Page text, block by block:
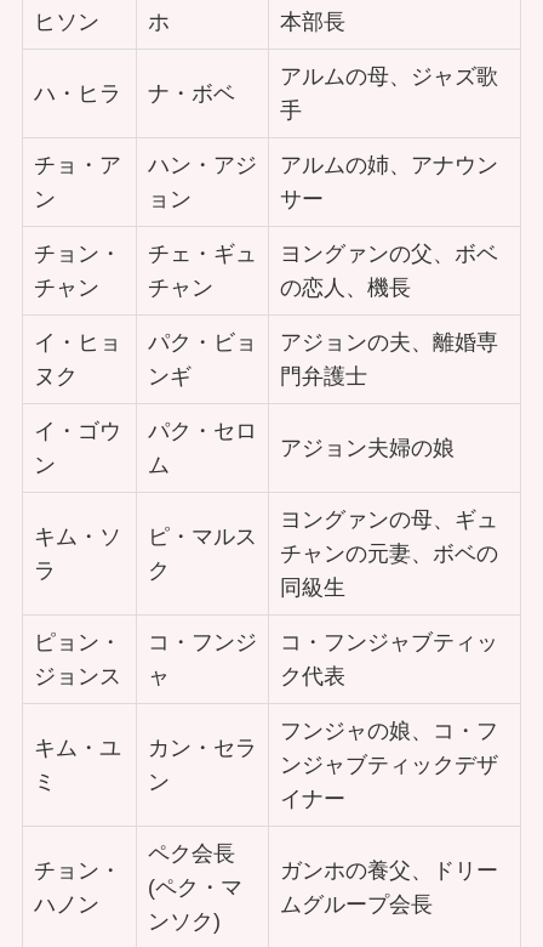
ヒソン ホ 本部長
ハ・ヒラ ナ・ボベ
アルムの母、ジャズ歌
手
チョ・ア
ン
ハン・アジ
ョン
アルムの姉、アナウン
サー
チョン・
チャン
チェ・ギュ
チャン
ヨングァンの父、ボベ
の恋人、機長
イ・ヒョ
ヌク
パク・ビョ
ンギ
アジョンの夫、離婚専
門弁護士
イ・ゴウ
ン
パク・セロ
ム
アジョン夫婦の娘
キム・ソ
ラ
ピ・マルス
ク
ヨングァンの母、ギュ
チャンの元妻、ボベの
同級生
ピョン・
ジョンス
コ・フンジ
ャ
コ・フンジャブティッ
ク代表
キム・ユ
ミ
カン・セラ
ン
フンジャの娘、コ・フ
ンジャブティックデザ
イナー
チョン・
ハノン
ペク会長
(ペク・マ
ンソク)
ガンホの養父、ドリー
ムグループ会長